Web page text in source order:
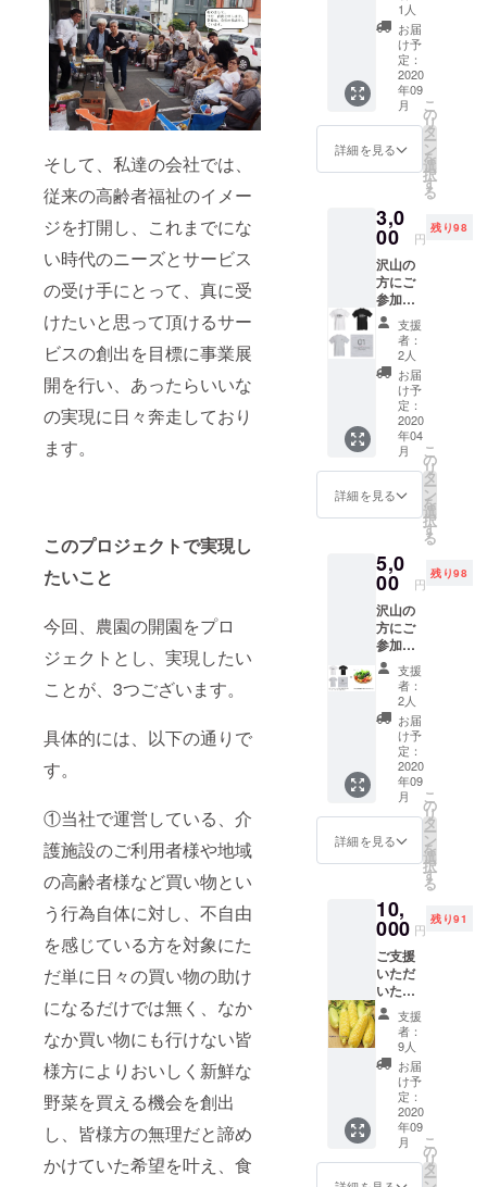
そして、私達の会社では、
従来の高齢者福祉のイメー
ジを打開し、これまでにな
い時代のニーズとサービス
の受け手にとって、真に受
けたいと思って頂けるサー
ビスの創出を目標に事業展
開を行い、あったらいいな
の実現に日々奔走しており
ます。
このプロジェクトで実現し
たいこと
今回、農園の開園をプロ
ジェクトとし、実現したい
ことが、3つございます。
具体的には、以下の通りで
す。
①当社で運営している、介
護施設のご利用者様や地域
の高齢者様など買い物とい
う行為自体に対し、不自由
を感じている方を対象にた
だ単に日々の買い物の助け
になるだけでは無く、なか
なか買い物にも行けない皆
様方によりおいしく新鮮な
野菜を買える機会を創出
し、皆様方の無理だと諦め
かけていた希望を叶え、食
Nの存在意義
を常に模索
し、サービ
スの受け手
に重点を置
様本位の
行うデイ
サービスセ
ンターやケ
アプランセ
ンターを運
営。これか
らの時代
は、会社の
社員だけで
は無く、よ
り利用者様
やサービス
の受け手が
何を望んで
把握し、多
角的なサー
ビスを創出
する為に
は、様々な
分野の人間
と創り出す
事に必要性
を感じ、こ
のプロジェ
クトを立上
げ、プロ
れる方々と
一緒に誰か
の希望を叶
えてあげら
れるような
サービスの
創出を目指
したい。
0を1に変え
てく作業を
共に築き上
げたいとの
＆収穫
体験の
参加チ
ケッ
ト！ 収
穫した
野菜と
おいし
いお肉
やお魚
を用意
ロジェ
クト先
の新篠
津村
（札幌
より30
～40
分）で
バーベ
キュー
パー
ティー
＆収穫
の体験
のイベ
ントへ
ご招待
トは、
収穫時
期とな
ります
2020年
9月頃を
予定し
ており
ます。
※チケッ
ト1枚に
つき、
大人1人
+子供2
まで参
加OK！
発送
い日
時・場
所を記
載しま
す。
1人
お届
け予
定：
2020
年09
月
詳細を見る
こ
の
リ
タ
ー
ン
を
選
択
す
る
3,0
00 円
残り98
沢山の
方にご
参加・
ご賛同
を賜り
たく存
じます
ので、
リター
ンの種
類を増
やしま
した！
01プロ
ジェク
トオリ
シャ
ツ 1枚
01オリ
ジナルT
シャツ
に関し
まして
は、カ
ラーが
白・
黒・グ
レーの3
色ござ
います
ので、
お好き
なカ
M・Lの
中から
お選び
下さ
い。 写
真の通
りデザ
イン性
も良
く、普
段着に
も全然
使えま
すの
で、是
非とも
支援
者：
2人
お届
け予
定：
2020
年04
月
詳細を見る
こ
の
リ
タ
ー
ン
を
選
択
す
る
5,0
00 円
残り98
沢山の
方にご
参加・
ご賛同
を賜り
たく存
じます
ので、
リター
ンの種
類を増
やしま
した！
初年度
の収穫
野菜の
わせ1箱
（5㎏）
+ 01プ
ロジェ
クトオ
リジナ
ルTシャ
ツ 1枚
01オリ
ジナルT
シャツ
に関し
まして
は、カ
ラーが
白・
支援
者：
2人
お届
け予
定：
2020
年09
月
詳細を見る
こ
の
リ
タ
ー
ン
を
選
択
す
る
10,
000 円
残り91
ご支援
いただ
いた皆
様方へ
は、当
プロ
ジェク
トで北
海道石
狩郡新
篠津村
で農園
を開
き、そ
支援
者：
9人
お届
け予
定：
2020
年09
月
こ
の
リ
タ
ー